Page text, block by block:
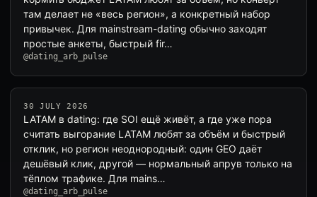
там делает не «весь регион», а конкретный набор
привычек. Для mainstream-dating обычно заходят
простые анкеты, быстрый fir…
@dating_arb_pulse
30 JULY 2026
LATAM в dating: где SOI ещё живёт, а где уже пора
считать выгорание LATAM любят за объём и быстрый
отклик, но регион неоднородный: один GEO даёт
дешёвый клик, другой — нормальный апрув только на
тёплом трафике. Для mains…
@dating_arb_pulse